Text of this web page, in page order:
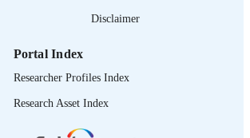
Disclaimer
Portal Index
Researcher Profiles Index
Research Asset Index